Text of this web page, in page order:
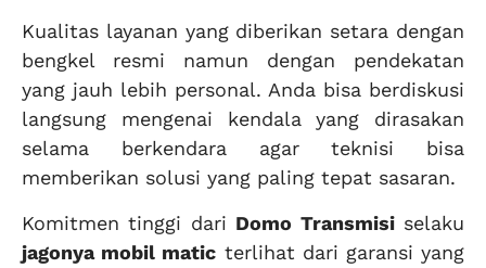
Kualitas layanan yang diberikan setara dengan
bengkel resmi namun dengan pendekatan
yang jauh lebih personal. Anda bisa berdiskusi
langsung mengenai kendala yang dirasakan
selama berkendara agar teknisi bisa
memberikan solusi yang paling tepat sasaran.
Komitmen tinggi dari Domo Transmisiselaku
jagonya mobil matic terlihat dari garansi yang